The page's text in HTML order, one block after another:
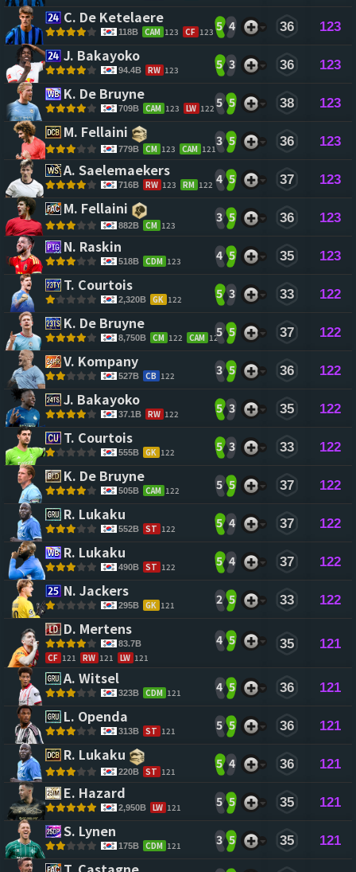
C. De Ketelaere
118B CAM 123 CF 123 5 4 36 123
J. Bakayoko
94.4B RW 123 5 3 36 123
K. De Bruyne
709B CAM 123 LW 122 5 5 38 123
M. Fellaini
779B CM 123 CAM 121
3 5 36 123
A. Saelemaekers
716B RW 123 RM 122 4 5 37 123
M. Fellaini
882B CM 123
3 5 36 123
N. Raskin
518B CDM 123 4 5 35 123
T. Courtois
2,320B GK 122 5 3 33 122
K. De Bruyne
8,750B CM 122 CAM 122
5 5 37 122
V. Kompany
527B CB 122 3 5 36 122
J. Bakayoko
37.1B RW 122 5 3 35 122
T. Courtois
555B GK 122 5 3 33 122
K. De Bruyne
505B CAM 122 5 5 37 122
R. Lukaku
552B ST 122 5 4 37 122
R. Lukaku
490B ST 122 5 4 37 122
N. Jackers
295B GK 121 2 5 33 122
D. Mertens
83.7B
CF 121 RW 121 LW 121
4 5 35 121
A. Witsel
323B CDM 121 4 5 36 121
L. Openda
313B ST 121 5 5 36 121
R. Lukaku
220B ST 121
5 4 36 121
E. Hazard
2,950B LW 121 5 5 35 121
S. Lynen
175B CDM 121 3 5 35 121